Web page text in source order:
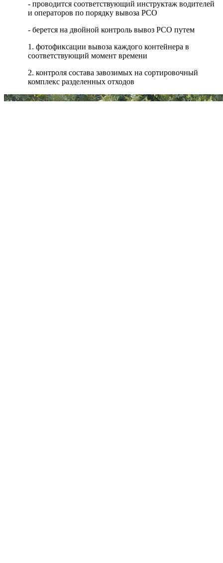
- проводится соответствующий инструктаж водителей
и операторов по порядку вывоза РСО
- берется на двойной контроль вывоз РСО путем
1. фотофиксации вывоза каждого контейнера в
соответствующий момент времени
2. контроля состава завозимых на сортировочный
комплекс разделенных отходов